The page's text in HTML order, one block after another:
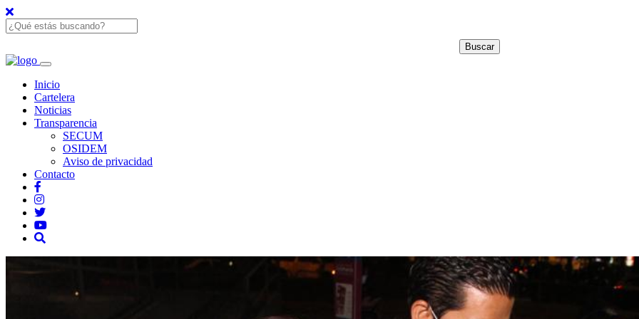
Inicio
Cartelera
Noticias
Transparencia
SECUM
OSIDEM
Aviso de privacidad
Contacto